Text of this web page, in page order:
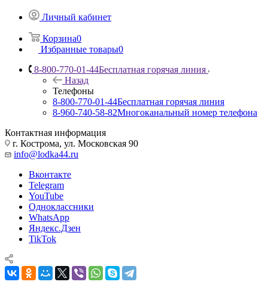
Личный кабинет
Корзина0
Избранные товары0
8-800-770-01-44Бесплатная горячая линия
Назад
Телефоны
8-800-770-01-44Бесплатная горячая линия
8-960-740-58-82Многоканальный номер телефона
Контактная информация
г. Кострома, ул. Московская 90
info@lodka44.ru
Вконтакте
Telegram
YouTube
Одноклассники
WhatsApp
Яндекс.Дзен
TikTok